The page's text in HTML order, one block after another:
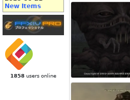
New Items
1858 users online